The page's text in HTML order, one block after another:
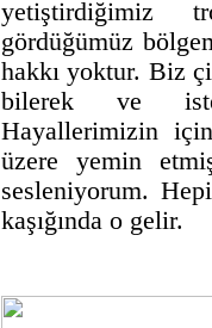
yetiştirdiğimiz
gördüğümüz
hakkı yoktur. Biz
bilerek ve
Hayallerimizin
üzere yemin
sesleniyorum.
kaşığında o gelir.